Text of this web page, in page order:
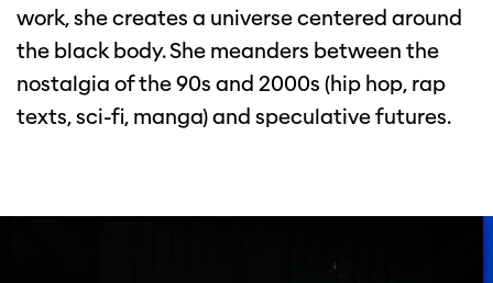
work, she creates a universe centered around
the black body. She meanders between the
nostalgia of the 90s and 2000s (hip hop, rap
texts, sci-fi, manga) and speculative futures.